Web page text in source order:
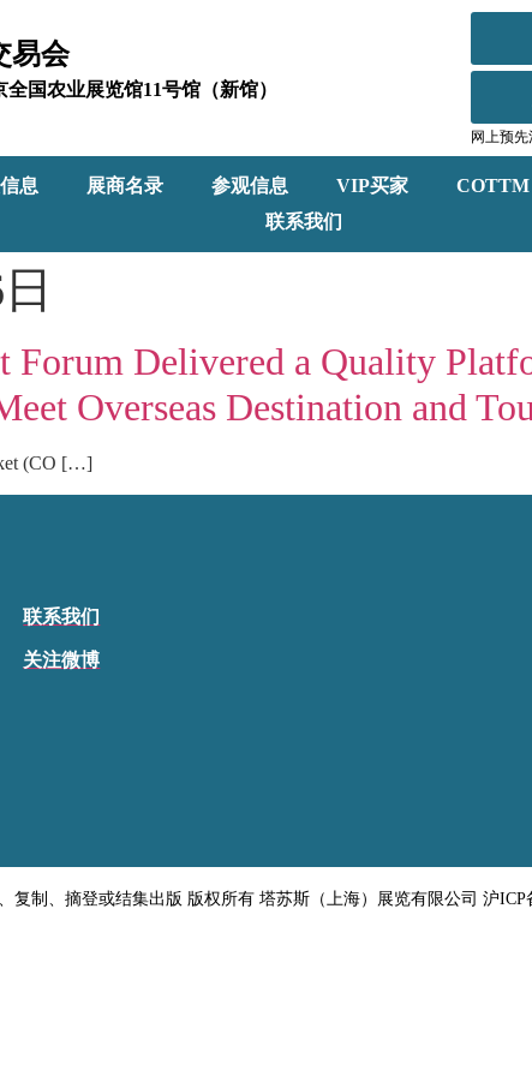
易会
全国农业展览馆11号馆（新馆）
网上预
息 展商名录 参观信息 VIP买家 COTTM
联系我们
Forum Delivered a Quality
Overseas Destination and
(CO […]
联系我们
关注微博
复制、摘登或结集出版 版权所有 塔苏斯（上海）展览有限公司 沪ICP